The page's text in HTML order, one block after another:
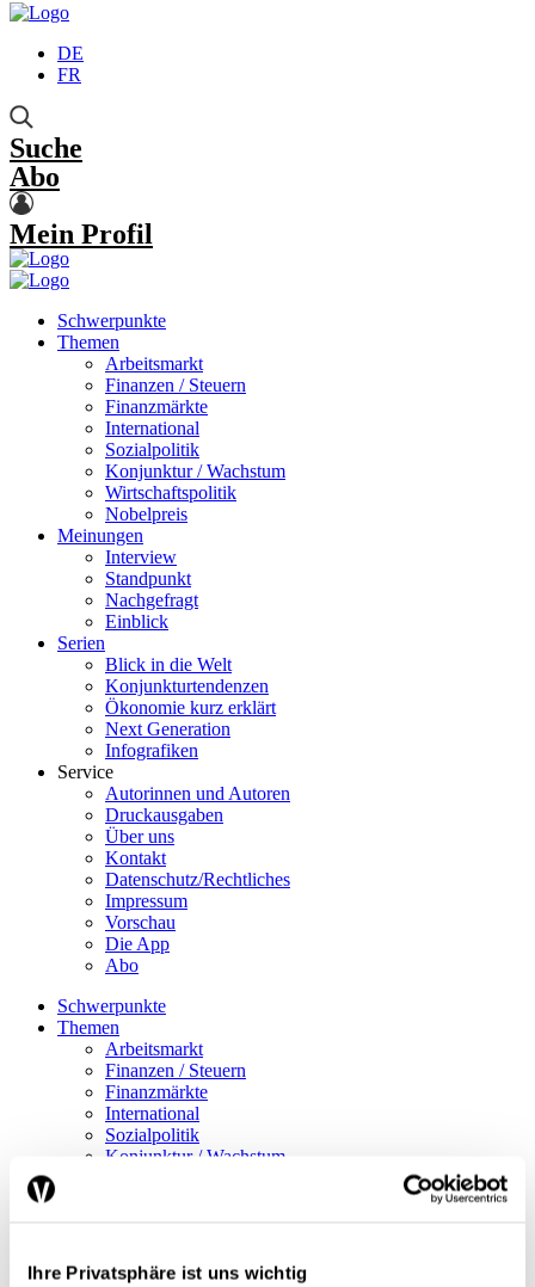
Ihre Privatsphäre ist uns wichtig
DE
FR
Suche
Abo
Mein Profil
Schwerpunkte
Themen
Arbeitsmarkt
Finanzen / Steuern
Finanzmärkte
International
Sozialpolitik
Konjunktur / Wachstum
Wirtschaftspolitik
Nobelpreis
Meinungen
Interview
Standpunkt
Nachgefragt
Einblick
Serien
Blick in die Welt
Konjunkturtendenzen
Ökonomie kurz erklärt
Next Generation
Infografiken
Service
Autorinnen und Autoren
Druckausgaben
Über uns
Kontakt
Datenschutz/Rechtliches
Impressum
Vorschau
Die App
Abo
Schwerpunkte
Themen
Arbeitsmarkt
Finanzen / Steuern
Finanzmärkte
International
Sozialpolitik
Konjunktur / Wachstum
Standpunkt